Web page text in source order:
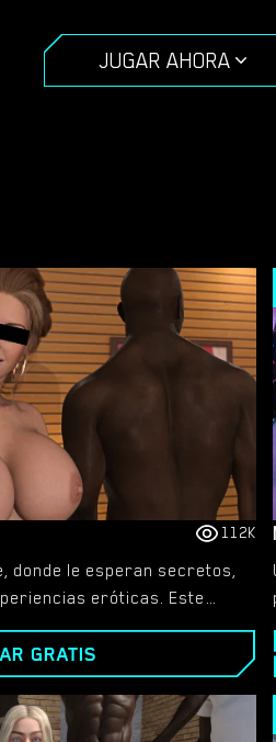
JUGAR AHORA
112K
donde le esperan secretos,
eróticas. Este
impresionantes,
y encuentros
todos los límites.
e inmersivo hacia
GRATIS